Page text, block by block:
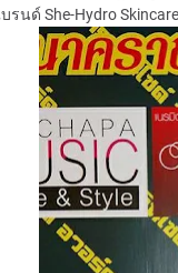
รนด์ She-Hydro